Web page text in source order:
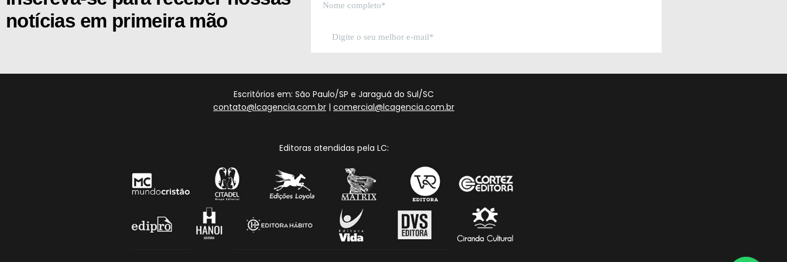
notícias em primeira mão
Escritórios em: São Paulo/SP e Jaraguá do Sul/SC
contato@lcagencia.com.br | comercial@lcagencia.com.br
Editoras atendidas pela LC: